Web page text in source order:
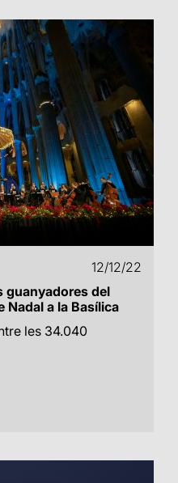
12/12/22
guanyadores del
Nadal a la Basílica
les 34.040